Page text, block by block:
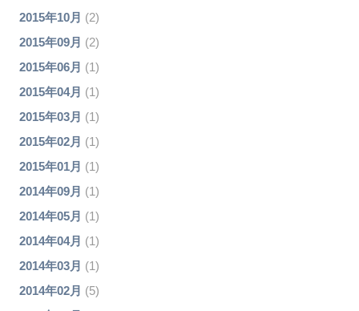
2015年10月 (2)
2015年09月 (2)
2015年06月 (1)
2015年04月 (1)
2015年03月 (1)
2015年02月 (1)
2015年01月 (1)
2014年09月 (1)
2014年05月 (1)
2014年04月 (1)
2014年03月 (1)
2014年02月 (5)